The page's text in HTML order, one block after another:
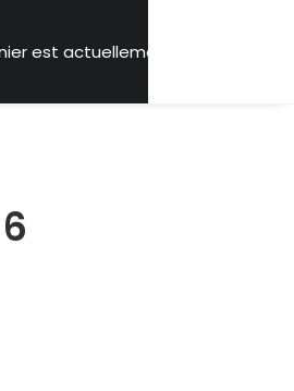
est actuellement vide.